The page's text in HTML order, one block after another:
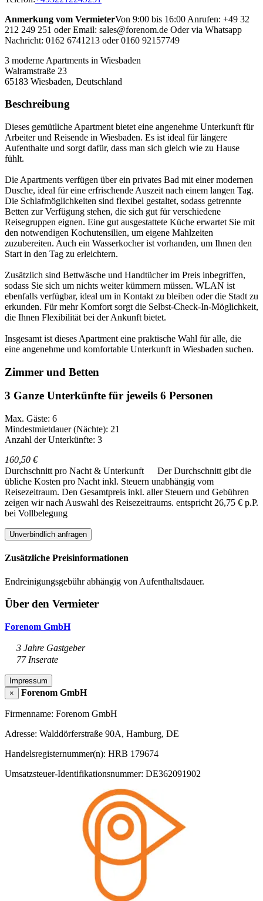
Anmerkung vom VermieterVon 9:00 bis 16:00 Anrufen: +49 32
212 249 251 oder Email: sales@forenom.de Oder via Whatsapp
Nachricht: 0162 6741213 oder 0160 92157749
3 moderne Apartments in Wiesbaden
Walramstraße 23
65183 Wiesbaden, Deutschland
Beschreibung
Dieses gemütliche Apartment bietet eine angenehme Unterkunft für
Arbeiter und Reisende in Wiesbaden. Es ist ideal für längere
Aufenthalte und sorgt dafür, dass man sich gleich wie zu Hause
fühlt.
Die Apartments verfügen über ein privates Bad mit einer modernen
Dusche, ideal für eine erfrischende Auszeit nach einem langen Tag.
Die Schlafmöglichkeiten sind flexibel gestaltet, sodass getrennte
Betten zur Verfügung stehen, die sich gut für verschiedene
Reisegruppen eignen. Eine gut ausgestattete Küche erwartet Sie mit
den notwendigen Kochutensilien, um eigene Mahlzeiten
zuzubereiten. Auch ein Wasserkocher ist vorhanden, um Ihnen den
Start in den Tag zu erleichtern.
Zusätzlich sind Bettwäsche und Handtücher im Preis inbegriffen,
sodass Sie sich um nichts weiter kümmern müssen. WLAN ist
ebenfalls verfügbar, ideal um in Kontakt zu bleiben oder die Stadt zu
erkunden. Für mehr Komfort sorgt die Selbst-Check-In-Möglichkeit,
die Ihnen Flexibilität bei der Ankunft bietet.
Insgesamt ist dieses Apartment eine praktische Wahl für alle, die
eine angenehme und komfortable Unterkunft in Wiesbaden suchen.
Zimmer und Betten
3 Ganze Unterkünfte für jeweils 6 Personen
Max. Gäste: 6
Mindestmietdauer (Nächte): 21
Anzahl der Unterkünfte: 3
160,50 €
Durchschnitt pro Nacht & Unterkunft
Der Durchschnitt gibt die
übliche Kosten pro Nacht inkl. Steuern unabhängig vom
Reisezeitraum. Den Gesamtpreis inkl. aller Steuern und Gebühren
zeigen wir nach Auswahl des Reisezeitraums. entspricht 26,75 € p.P.
bei Vollbelegung
Unverbindlich anfragen
Zusätzliche Preisinformationen
Endreinigungsgebühr abhängig von Aufenthaltsdauer.
Über den Vermieter
Forenom GmbH
3 Jahre Gastgeber
77 Inserate
Impressum
×
Forenom GmbH
Firmenname: Forenom GmbH
Adresse: Walddörferstraße 90A, Hamburg, DE
Handelsregisternummer(n): HRB 179674
Umsatzsteuer-Identifikationsnummer: DE362091902